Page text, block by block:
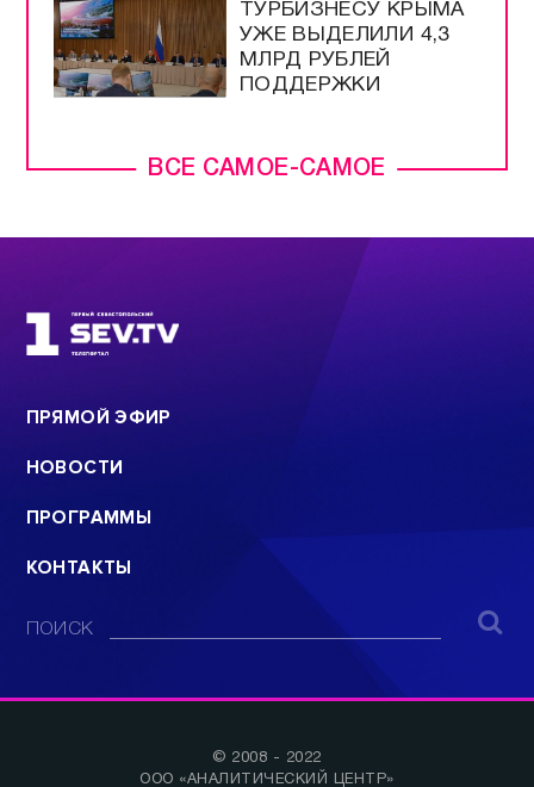
ВСЕ САМОЕ-САМОЕ
ТУРБИЗНЕСУ КРЫМА
УЖЕ ВЫДЕЛИЛИ 4,3
МЛРД РУБЛЕЙ
ПОДДЕРЖКИ
ПРЯМОЙ ЭФИР
НОВОСТИ
ПРОГРАММЫ
КОНТАКТЫ
ПОИСК
© 2008 - 2022
ООО «АНАЛИТИЧЕСКИЙ ЦЕНТР»